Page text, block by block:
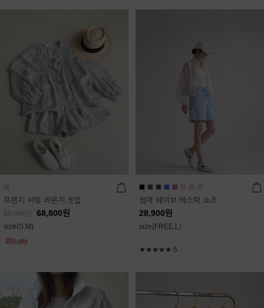
프렌치 셔링 라운지 셋업
86,000 68,800원
size(S,M)
썸머 웨이브 바스락 쇼츠
28,900원
size(FREE,L)
★★★★★ 5